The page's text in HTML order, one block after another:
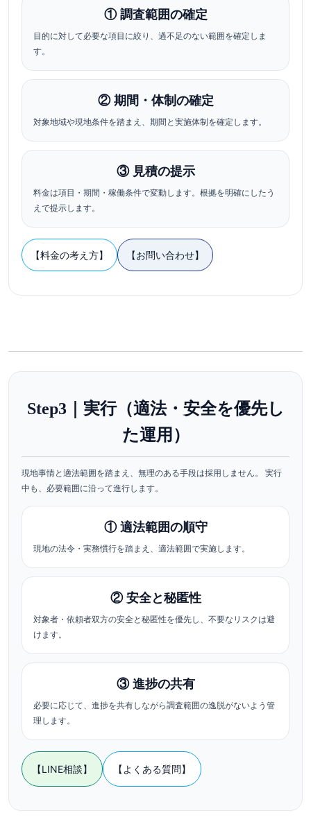
① 調査範囲の確定
目的に対して必要な項目に絞り、過不足のない範囲を確定しま
す。
② 期間・体制の確定
対象地域や現地条件を踏まえ、期間と実施体制を確定します。
③ 見積の提示
料金は項目・期間・稼働条件で変動します。根拠を明確にしたう
えで提示します。
【料金の考え方】 【お問い合わせ】
Step3｜実行（適法・安全を優先し
た運用）
現地事情と適法範囲を踏まえ、無理のある手段は採用しません。 実行
中も、必要範囲に沿って進行します。
① 適法範囲の順守
現地の法令・実務慣行を踏まえ、適法範囲で実施します。
② 安全と秘匿性
対象者・依頼者双方の安全と秘匿性を優先し、不要なリスクは避
けます。
③ 進捗の共有
必要に応じて、進捗を共有しながら調査範囲の逸脱がないよう管
理します。
【LINE相談】 【よくある質問】